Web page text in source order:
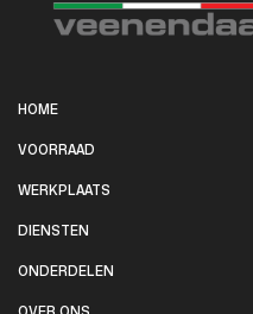
HOME
VOORRAAD
WERKPLAATS
DIENSTEN
ONDERDELEN